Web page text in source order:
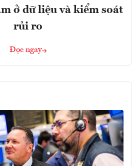
ở dữ liệu và kiểm soát
rủi ro
Đọc ngay